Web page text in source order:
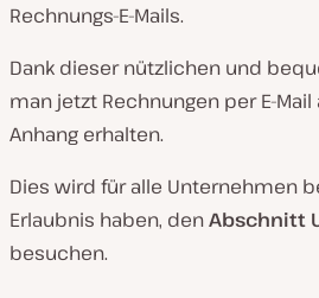
Rechnungs-E-Mails.
Dank dieser nützlichen und
man jetzt Rechnungen per E-Mail
Anhang erhalten.
Dies wird für alle Unternehmen
Erlaubnis haben, denAbschnitt
besuchen.